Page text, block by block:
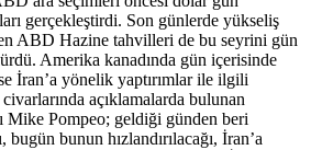
gerçekleştirdi. Son günlerde yükseliş
ABD Hazine tahvilleri de bu seyrini gün
Amerika kanadında gün içerisinde
İran’a yönelik yaptırımlar ile ilgili
açıklamalarda bulunan
Mike Pompeo; geldiği günden beri
bugün bunun hızlandırılacağı, İran’a